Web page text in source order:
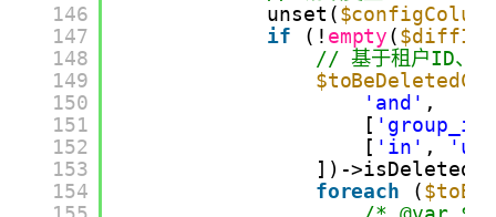
146
147
148
149
150
151
152
153
154
unset(
if
(! empty(
// 基于租户ID、用
'and' ,
[ 'group_id'
[ 'in' ,
])-
foreach
(